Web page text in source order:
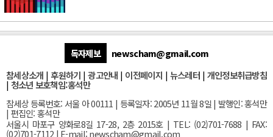
독자제보
newscham@gmail.com
참세상소개 | 후원하기 |광고안내 | 이전페이지 | 뉴스레터| 개인정보취급방침
| 청소년 보호책임:홍석만
참세상 등록번호: 서울 아 00111 | 등록일자: 2005년 11월 8일 | 발행인: 홍석만
| 편집인: 홍석만
서울시 마포구 양화로8길 17-28, 2층 2015호| TEL: (02)701-7688 | FAX:
(02)701-7112 | E-mail:newscham@gmail.com